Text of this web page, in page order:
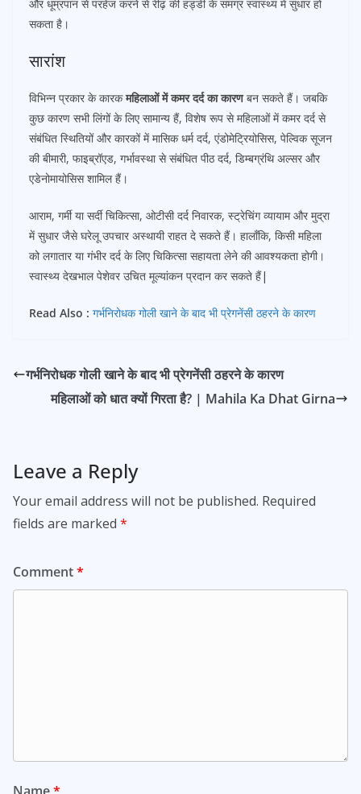
और धूम्रपान से परहेज करने से रीढ़ की हड्डी के समग्र स्वास्थ्य में सुधार हो
सकता है।
सारांश
विभिन्न प्रकार के कारकमहिलाओं में कमर दर्द का कारणबन सकते हैं। जबकि
कुछ कारण सभी लिंगों के लिए सामान्य हैं, विशेष रूप से महिलाओं में कमर दर्द से
संबंधित स्थितियों और कारकों में मासिक धर्म दर्द, एंडोमेट्रियोसिस, पेल्विक सूजन
की बीमारी, फाइब्रॉएड, गर्भावस्था से संबंधित पीठ दर्द, डिम्बग्रंथि अल्सर और
एडेनोमायोसिस शामिल हैं।
आराम, गर्मी या सर्दी चिकित्सा, ओटीसी दर्द निवारक, स्ट्रेचिंग व्यायाम और मुद्रा
में सुधार जैसे घरेलू उपचार अस्थायी राहत दे सकते हैं। हालाँकि, किसी महिला
को लगातार या गंभीर दर्द के लिए चिकित्सा सहायता लेने की आवश्यकता होगी।
स्वास्थ्य देखभाल पेशेवर उचित मूल्यांकन प्रदान कर सकते हैं|
Read Also : गर्भनिरोधक गोली खाने के बाद भी प्रेगनेंसी ठहरने के कारण
गर्भनिरोधक गोली खाने के बाद भी प्रेगनेंसी ठहरने के कारण
महिलाओं को धात क्यों गिरता है? | Mahila Ka Dhat Girna
Leave a Reply
Your email address will not be published. Required
fields are marked *
Comment*